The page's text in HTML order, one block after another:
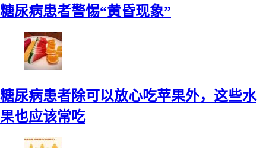
糖尿病患者警惕“黄昏现象”
糖尿病患者除可以放心吃苹果外，这些水
果也应该常吃